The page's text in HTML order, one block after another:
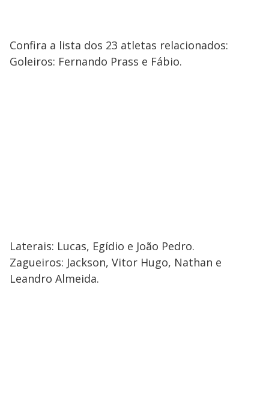
Confira a lista dos 23 atletas relacionados:
Goleiros: Fernando Prass e Fábio.
Laterais: Lucas, Egídio e João Pedro.
Zagueiros: Jackson, Vitor Hugo, Nathan e
Leandro Almeida.